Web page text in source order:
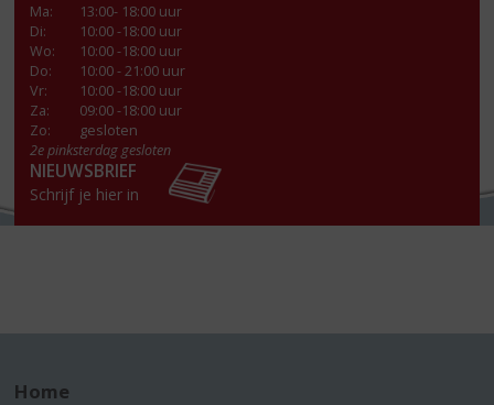
Ma:
13:00- 18:00 uur
Di:
10:00 -18:00 uur
Wo:
10:00 -18:00 uur
Do:
10:00 - 21:00 uur
Vr:
10:00 -18:00 uur
Za:
09:00 -18:00 uur
Zo:
gesloten
2e pinksterdag gesloten
NIEUWSBRIEF
Schrijf je hier in
Home